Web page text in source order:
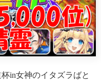
in女神のイタズラばと